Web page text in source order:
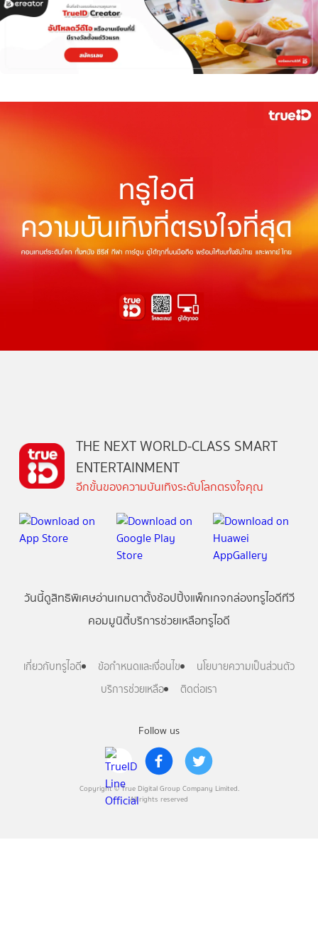
Follow us
Copyright © True Digital Group Company Limited.
All rights reserved
THE NEXT WORLD-CLASS SMART
ENTERTAINMENT
อีกขั้นของความบันเทิงระดับโลกตรงใจคุณ
วันนี้ดูสิทธิพิเศษอ่านเกมตาตั้งช้อปปิ้งแพ็กเกจกล่องทรูไอดีทีวี
คอมมูนิตี้บริการช่วยเหลือทรูไอดี
เกี่ยวกับทรูไอดี ข้อกำหนดและเงื่อนไข
นโยบายความเป็นส่วนตัว
บริการช่วยเหลือ
ติดต่อเรา